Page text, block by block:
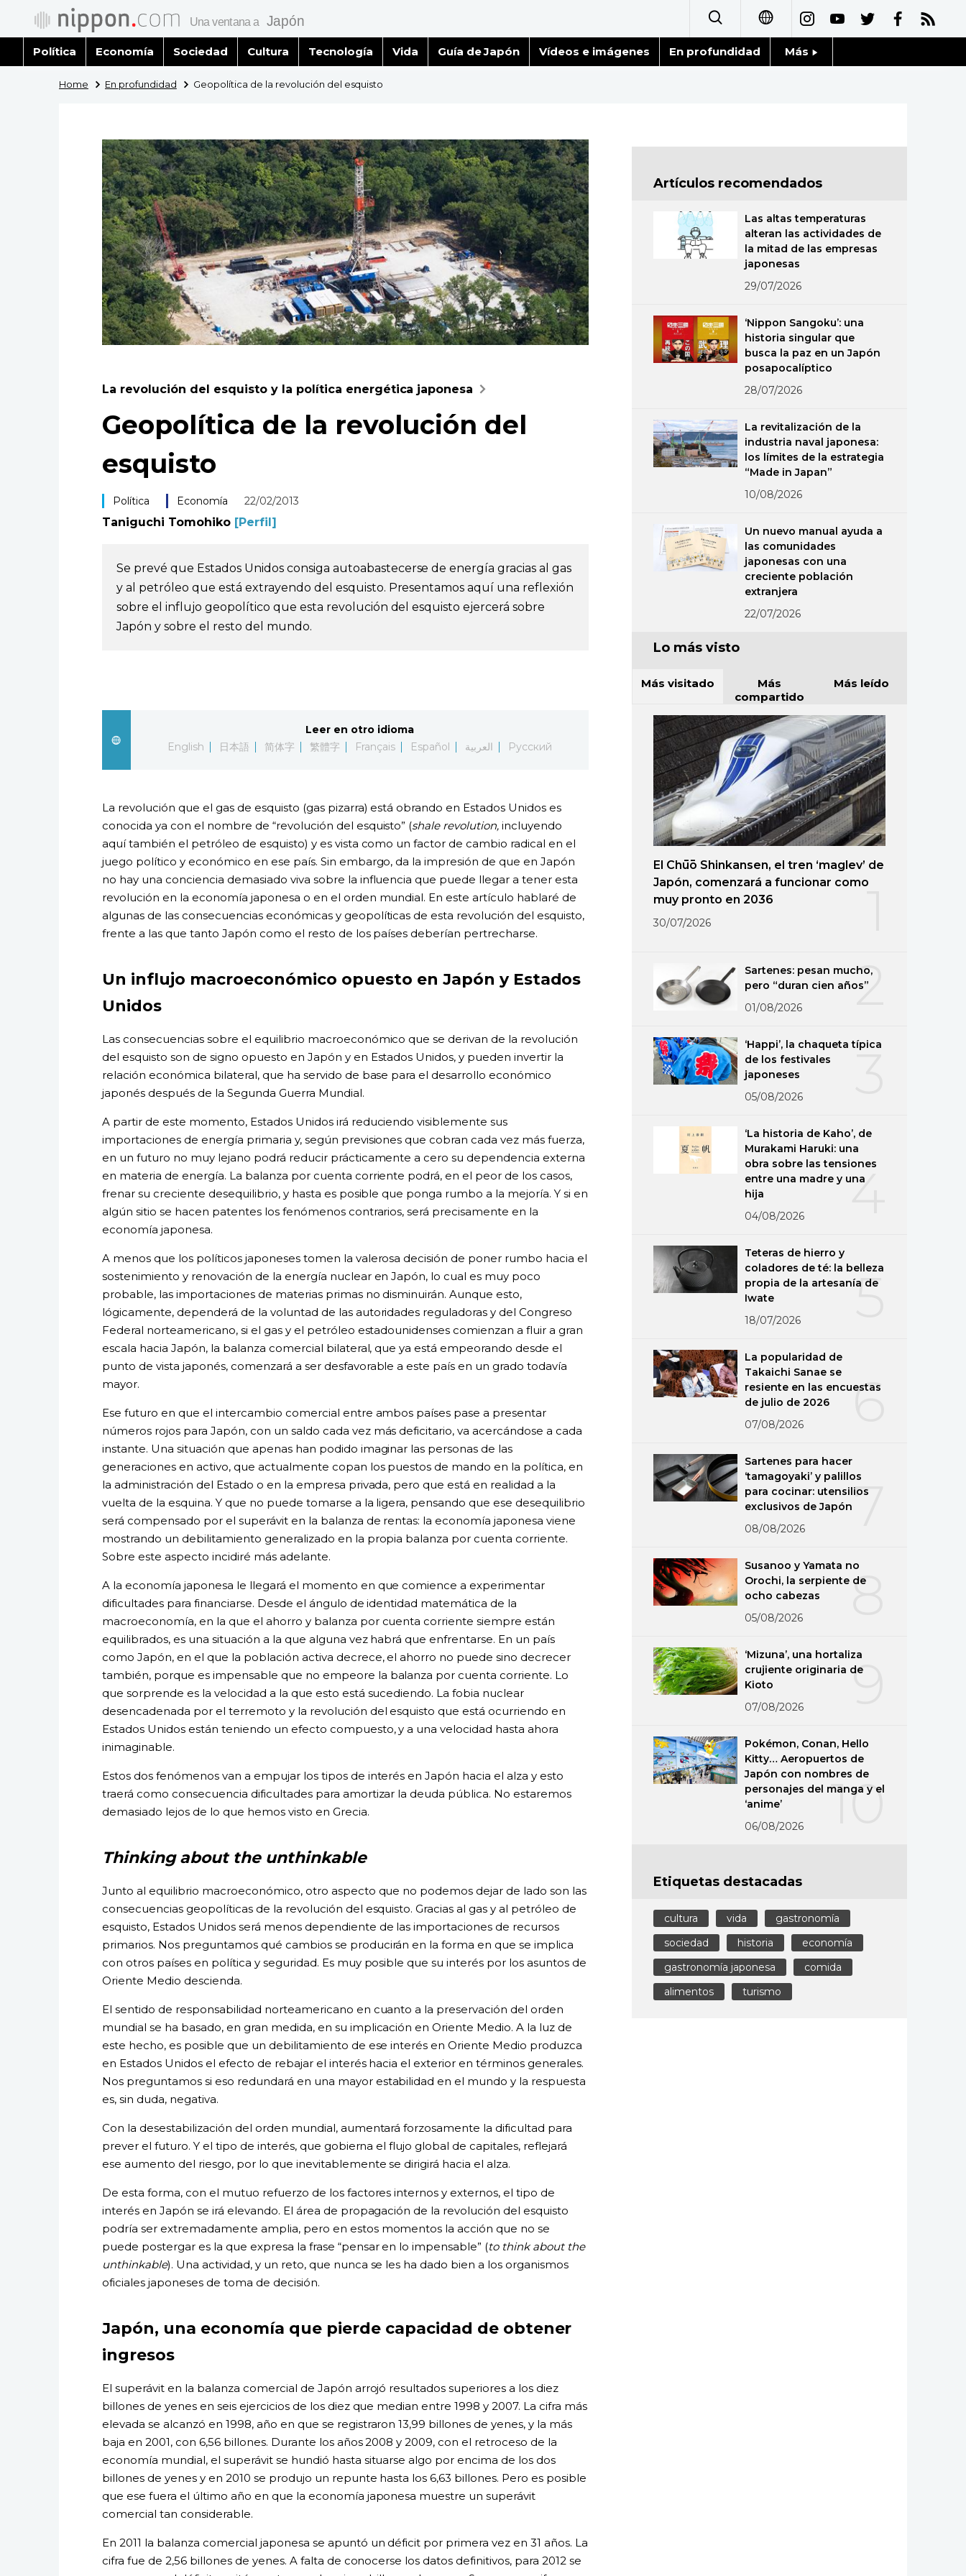
日本語
العربية
Política Economía Sociedad Cultura Tecnología Vida Guía de Japón Vídeos e imágenes En profundidad Más
Blog
Tokio
Home En profundidad Geopolítica de la revolución del esquisto
La revolución del esquisto y la política energética japonesa
Geopolítica de la revolución del
esquisto
Política Economía 22/02/2013
Taniguchi Tomohiko [Perfil]
Se prevé que Estados Unidos consiga autoabastecerse de energía gracias al gas
y al petróleo que está extrayendo del esquisto. Presentamos aquí una reflexión
sobre el influjo geopolítico que esta revolución del esquisto ejercerá sobre
Japón y sobre el resto del mundo.
Leer en otro idioma
English
日本語 简体字 繁體字 Français Español العربية Русский
La revolución que el gas de esquisto (gas pizarra) está obrando en Estados Unidos es
conocida ya con el nombre de “revolución del esquisto” (shale revolution,incluyendo
aquí también el petróleo de esquisto) y es vista como un factor de cambio radical en el
juego político y económico en ese país. Sin embargo, da la impresión de que en Japón
no hay una conciencia demasiado viva sobre la influencia que puede llegar a tener esta
revolución en la economía japonesa o en el orden mundial. En este artículo hablaré de
algunas de las consecuencias económicas y geopolíticas de esta revolución del esquisto,
frente a las que tanto Japón como el resto de los países deberían pertrecharse.
Un influjo macroeconómico opuesto en Japón y Estados
Unidos
Las consecuencias sobre el equilibrio macroeconómico que se derivan de la revolución
del esquisto son de signo opuesto en Japón y en Estados Unidos, y pueden invertir la
relación económica bilateral, que ha servido de base para el desarrollo económico
japonés después de la Segunda Guerra Mundial.
A partir de este momento, Estados Unidos irá reduciendo visiblemente sus
importaciones de energía primaria y, según previsiones que cobran cada vez más fuerza,
en un futuro no muy lejano podrá reducir prácticamente a cero su dependencia externa
en materia de energía. La balanza por cuenta corriente podrá, en el peor de los casos,
frenar su creciente desequilibrio, y hasta es posible que ponga rumbo a la mejoría. Y si en
algún sitio se hacen patentes los fenómenos contrarios, será precisamente en la
economía japonesa.
A menos que los políticos japoneses tomen la valerosa decisión de poner rumbo hacia el
sostenimiento y renovación de la energía nuclear en Japón, lo cual es muy poco
probable, las importaciones de materias primas no disminuirán. Aunque esto,
lógicamente, dependerá de la voluntad de las autoridades reguladoras y del Congreso
Federal norteamericano, si el gas y el petróleo estadounidenses comienzan a fluir a gran
escala hacia Japón, la balanza comercial bilateral, que ya está empeorando desde el
punto de vista japonés, comenzará a ser desfavorable a este país en un grado todavía
mayor.
Ese futuro en que el intercambio comercial entre ambos países pase a presentar
números rojos para Japón, con un saldo cada vez más deficitario, va acercándose a cada
instante. Una situación que apenas han podido imaginar las personas de las
generaciones en activo, que actualmente copan los puestos de mando en la política, en
la administración del Estado o en la empresa privada, pero que está en realidad a la
vuelta de la esquina. Y que no puede tomarse a la ligera, pensando que ese desequilibrio
será compensado por el superávit en la balanza de rentas: la economía japonesa viene
mostrando un debilitamiento generalizado en la propia balanza por cuenta corriente.
Sobre este aspecto incidiré más adelante.
A la economía japonesa le llegará el momento en que comience a experimentar
dificultades para financiarse. Desde el ángulo de identidad matemática de la
macroeconomía, en la que el ahorro y balanza por cuenta corriente siempre están
equilibrados, es una situación a la que alguna vez habrá que enfrentarse. En un país
como Japón, en el que la población activa decrece, el ahorro no puede sino decrecer
también, porque es impensable que no empeore la balanza por cuenta corriente. Lo
que sorprende es la velocidad a la que esto está sucediendo. La fobia nuclear
desencadenada por el terremoto y la revolución del esquisto que está ocurriendo en
Estados Unidos están teniendo un efecto compuesto, y a una velocidad hasta ahora
inimaginable.
Estos dos fenómenos van a empujar los tipos de interés en Japón hacia el alza y esto
traerá como consecuencia dificultades para amortizar la deuda pública. No estaremos
demasiado lejos de lo que hemos visto en Grecia.
Thinking about the unthinkable
Junto al equilibrio macroeconómico, otro aspecto que no podemos dejar de lado son las
consecuencias geopolíticas de la revolución del esquisto. Gracias al gas y al petróleo de
esquisto, Estados Unidos será menos dependiente de las importaciones de recursos
primarios. Nos preguntamos qué cambios se producirán en la forma en que se implica
con otros países en política y seguridad. Es muy posible que su interés por los asuntos de
Oriente Medio descienda.
El sentido de responsabilidad norteamericano en cuanto a la preservación del orden
mundial se ha basado, en gran medida, en su implicación en Oriente Medio. A la luz de
este hecho, es posible que un debilitamiento de ese interés en Oriente Medio produzca
en Estados Unidos el efecto de rebajar el interés hacia el exterior en términos generales.
Nos preguntamos si eso redundará en una mayor estabilidad en el mundo y la respuesta
es, sin duda, negativa.
Con la desestabilización del orden mundial, aumentará forzosamente la dificultad para
prever el futuro. Y el tipo de interés, que gobierna el flujo global de capitales, reflejará
ese aumento del riesgo, por lo que inevitablemente se dirigirá hacia el alza.
De esta forma, con el mutuo refuerzo de los factores internos y externos, el tipo de
interés en Japón se irá elevando. El área de propagación de la revolución del esquisto
podría ser extremadamente amplia, pero en estos momentos la acción que no se
puede postergar es la que expresa la frase “pensar en lo impensable” (to think about the
unthinkable). Una actividad, y un reto, que nunca se les ha dado bien a los organismos
oficiales japoneses de toma de decisión.
Japón, una economía que pierde capacidad de obtener
ingresos
El superávit en la balanza comercial de Japón arrojó resultados superiores a los diez
billones de yenes en seis ejercicios de los diez que median entre 1998 y 2007. La cifra más
elevada se alcanzó en 1998, año en que se registraron 13,99 billones de yenes, y la más
baja en 2001, con 6,56 billones. Durante los años 2008 y 2009, con el retroceso de la
economía mundial, el superávit se hundió hasta situarse algo por encima de los dos
billones de yenes y en 2010 se produjo un repunte hasta los 6,63 billones. Pero es posible
que ese fuera el último año en que la economía japonesa muestre un superávit
comercial tan considerable.
En 2011 la balanza comercial japonesa se apuntó un déficit por primera vez en 31 años. La
cifra fue de 2,56 billones de yenes. A falta de conocerse los datos definitivos, para 2012 se
Artículos recomendados
Las altas temperaturas
alteran las actividades de
la mitad de las empresas
japonesas
29/07/2026
‘Nippon Sangoku’: una
historia singular que
busca la paz en un Japón
posapocalíptico
28/07/2026
La revitalización de la
industria naval japonesa:
los límites de la estrategia
“Made in Japan”
10/08/2026
Un nuevo manual ayuda a
las comunidades
japonesas con una
creciente población
extranjera
22/07/2026
Lo más visto
Más visitado
Más
compartido
Más leído
El Chūō Shinkansen, el tren ‘maglev’ de
Japón, comenzará a funcionar como
muy pronto en 2036
30/07/2026
2
Sartenes: pesan mucho,
pero “duran cien años”
01/08/2026
3
‘Happi’, la chaqueta típica
de los festivales
japoneses
05/08/2026
4
‘La historia de Kaho’, de
Murakami Haruki: una
obra sobre las tensiones
entre una madre y una
hija
04/08/2026
5
Teteras de hierro y
coladores de té: la belleza
propia de la artesanía de
Iwate
18/07/2026
6
La popularidad de
Takaichi Sanae se
resiente en las encuestas
de julio de 2026
07/08/2026
7
Sartenes para hacer
‘tamagoyaki’ y palillos
para cocinar: utensilios
exclusivos de Japón
08/08/2026
8
Susanoo y Yamata no
Orochi, la serpiente de
ocho cabezas
05/08/2026
9
‘Mizuna’, una hortaliza
crujiente originaria de
Kioto
07/08/2026
10
Pokémon, Conan, Hello
Kitty… Aeropuertos de
Japón con nombres de
personajes del manga y el
‘anime’
06/08/2026
Etiquetas destacadas
cultura vida
gastronomía
sociedad
historia
economía
gastronomía japonesa
comida
alimentos
turismo